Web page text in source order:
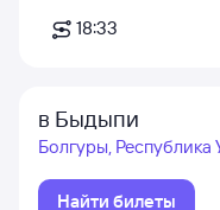
18:33
в Быдыпи
Болгуры,
Найти билеты